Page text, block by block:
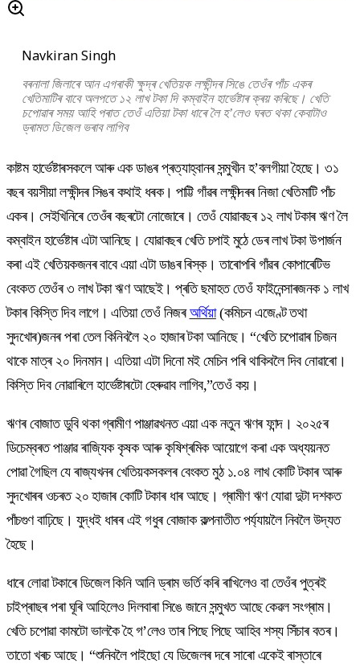
Navkiran Singh
বৰনালা জিলাৰে আন এগৰাকী ক্ষুদ্ৰ খেতিয়ক লক্ষীন্দৰ সিঙে তেওঁৰ পাঁচ একৰ
খেতিমাটিৰ বাবে অলপতে ১২ লাখ টকা দি কম্বাইন হাৰ্ভেষ্টাৰ ক্ৰয় কৰিছে। খেতি
চপোৱাৰ সময় আহি পৰাত তেওঁ এতিয়া টকা ধাৰে লৈ হ’লেও ঘৰত থকা কেবাটাও
ড্ৰামত ডিজেল ভৰাব লাগিব
কাষ্টম হাৰ্ভেষ্টাৰসকলে আৰু এক ডাঙৰ প্ৰত্যাহ্বানৰ সন্মুখীন হ’বলগীয়া হৈছে। ৩১
বছৰ বয়সীয়া লক্ষীন্দৰ সিঙৰ কথাই ধৰক। পাট্টি গাঁৱৰ লক্ষীন্দৰৰ নিজা খেতিমাটি পাঁচ
একৰ। সেইখিনিৰে তেওঁৰ বছৰটো নোজোৰে। তেওঁ যোৱাবছৰ ১২ লাখ টকাৰ ঋণ লৈ
কম্বাইন হাৰ্ভেষ্টাৰ এটা আনিছে। যোৱাবছৰ খেতি চপাই মুঠে ডেৰ লাখ টকা উপাৰ্জন
কৰা এই খেতিয়কজনৰ বাবে এয়া এটা ডাঙৰ ৰিস্ক। তাৰোপৰি গাঁৱৰ কোপাৰেটিভ
বেংকত তেওঁৰ ৩ লাখ টকা ঋণ আছেই। প্ৰতি ছমাহত তেওঁ ফাইনেন্সাৰজনক ১ লাখ
টকাৰ কিস্তি দিব লাগে। এতিয়া তেওঁ নিজৰঅৰ্থিয়া(কমিচন এজেণ্ট তথা
সুদখোৰ)জনৰ পৰা তেল কিনিবলৈ ২০ হাজাৰ টকা আনিছে। “খেতি চপোৱাৰ চিজন
থাকে মাত্ৰ ২০ দিনমান। এতিয়া এটা দিনো মই মেচিন পৰি থাকিবলৈ দিব নোৱাৰো।
কিস্তি দিব নোৱাৰিলে হাৰ্ভেষ্টাৰটো হেৰুৱাব লাগিব,”তেওঁ কয়।
ঋণৰ বোজাত ডুবি থকা গ্ৰামীণ পাঞ্জাৱখনত এয়া এক নতুন ঋণৰ ফান্দ। ২০২৫ৰ
ডিচেম্বৰত পাঞ্জাৱ ৰাজ্যিক কৃষক আৰু কৃষিশ্ৰমিক আয়োগে কৰা এক অধ্যয়নত
পোৱা গৈছিল যে ৰাজ্যখনৰ খেতিয়কসকলৰ বেংকত মুঠ ১.০৪ লাখ কোটি টকাৰ আৰু
সুদখোৰৰ ওচৰত ২০ হাজাৰ কোটি টকাৰ ধাৰ আছে। গ্ৰামীণ ঋণ যোৱা দুটা দশকত
পাঁচগুণ বাঢ়িছে। যুদ্ধই ধাৰৰ এই গধুৰ বোজাক কল্পনাতীত পৰ্য্যায়লৈ নিবলৈ উদ্যত
হৈছে।
ধাৰে লোৱা টকাৰে ডিজেল কিনি আনি ড্ৰাম ভৰ্তি কৰি ৰাখিলেও বা তেওঁৰ পুত্ৰই
চাইপ্ৰাছৰ পৰা ঘূৰি আহিলেও দিলবাৰা সিঙে জানে সন্মুখত আছে কেৱল সংগ্ৰাম।
খেতি চপোৱা কামটো ভালকৈ হৈ গ’লেও তাৰ পিছে পিছে আহিব শস্য সিঁচাৰ বতৰ।
তাতো খৰচ আছে। “শুনিবলৈ পাইছো যে ডিজেলৰ দৰে সাৰো একেই ৰাস্তাৰে